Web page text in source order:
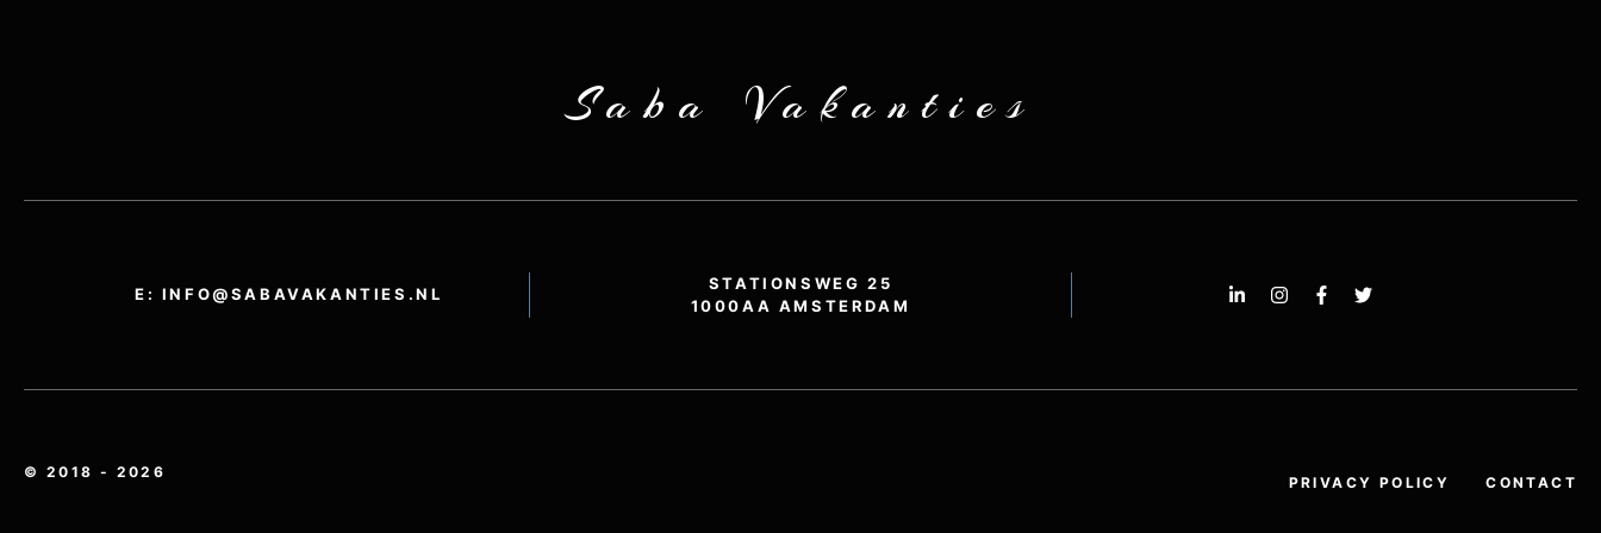
Saba Vakanties
E: INFO@SABAVAKANTIES.NL
STATIONSWEG 25
1000AA AMSTERDAM
© 2018 - 2026
PRIVACY POLICY CONTACT